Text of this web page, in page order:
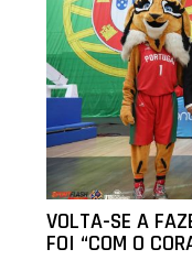
VOLTA-SE A
FOI “COM O